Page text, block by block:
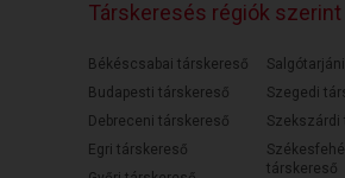
Társkeresés régiók szerint
Békéscsabai társkereső
Budapesti társkereső
Debreceni társkereső
Egri társkereső
Szegedi
Szekszárdi
társkereső